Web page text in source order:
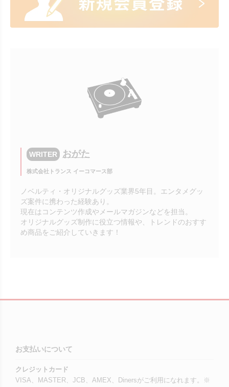
WRITER おがた
株式会社トランス イーコマース部
ノベルティ・オリジナルグッズ業界5年目。エンタメグッ
ズ案件に携わった経験あり。
現在はコンテンツ作成やメールマガジンなどを担当。
オリジナルグッズ制作に役立つ情報や、トレンドのおすす
め商品をご紹介していきます！
お支払いについて
クレジットカード
VISA、MASTER、JCB、AMEX、Dinersがご利用になれます。※